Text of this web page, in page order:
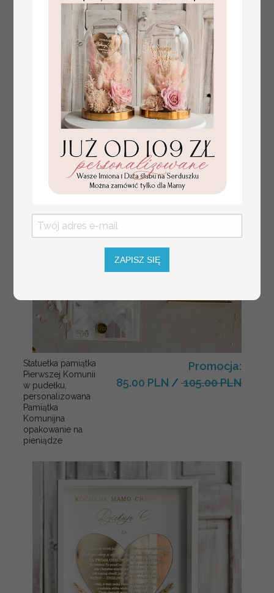
Prezent dla dziecka na narodziny
welurowy album na zdjęcia,
pamiątka z pierwszych lat życia
349.00 PLN
Statuetka pamiątka
Pierwszej Komunii
w pudełku,
personalizowana
Pamiątka
Komunijna
opakowanie na
pieniądze
Promocja:
85.00 PLN / 105.00 PLN
ZAPISZ SIĘ